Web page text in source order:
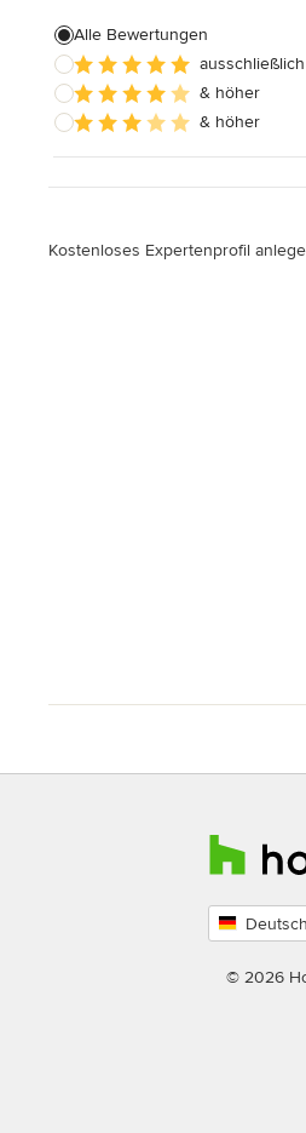
Alle Bewertungen
ausschließlich
& höher
& höher
Kostenloses Expertenprofil
auswählen
© 2026